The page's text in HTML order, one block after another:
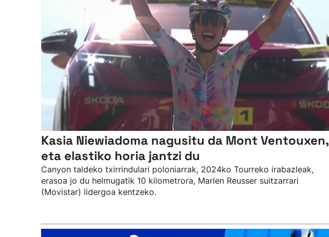
Kasia Niewiadoma nagusitu da Mont Ventouxen,
eta elastiko horia jantzi du
Canyon taldeko txirrindulari poloniarrak, 2024ko Tourreko irabazleak,
erasoa jo du helmugatik 10 kilometrora, Marlen Reusser suitzarrari
(Movistar) lidergoa kentzeko.